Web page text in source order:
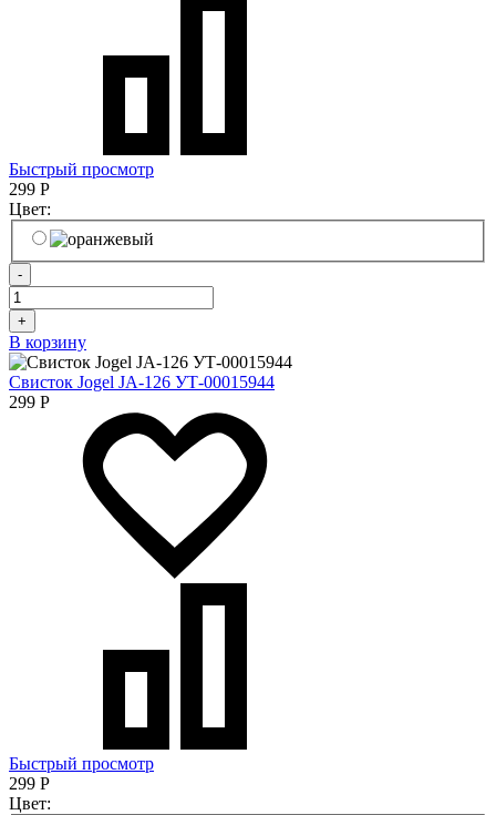
Быстрый просмотр
299 Р
Цвет:
-
+
В корзину
Свисток Jogel JA-126 УТ-00015944
299 Р
Быстрый просмотр
299 Р
Цвет: